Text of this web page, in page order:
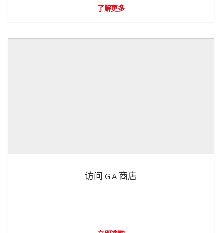
了解更多
访问 GIA 商店